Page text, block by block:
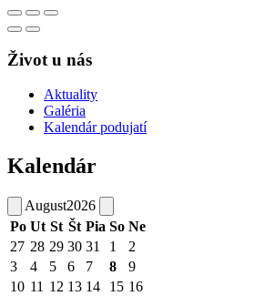
Život u nás
Aktuality
Galéria
Kalendár podujatí
Kalendár
August2026
Po Ut St Št Pia So Ne
27 28 29 30 31 1
2
3
4 5 6 7 8
9
10 11 12 13 14 15 16